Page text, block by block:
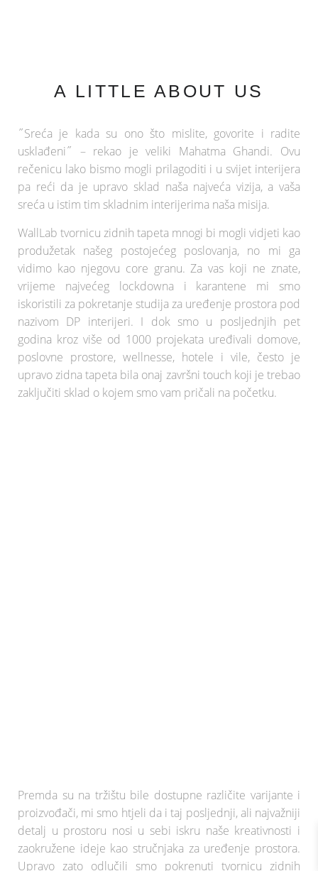
A LITTLE ABOUT US
˝Sreća je kada su ono što mislite, govorite i radite
usklađeni˝ – rekao je veliki Mahatma Ghandi. Ovu
rečenicu lako bismo mogli prilagoditi i u svijet interijera
pa reći da je upravo sklad naša najveća vizija, a vaša
sreća u istim tim skladnim interijerima naša misija.
WallLab tvornicu zidnih tapeta mnogi bi mogli vidjeti kao
produžetak našeg postojećeg poslovanja, no mi ga
vidimo kao njegovu core granu. Za vas koji ne znate,
vrijeme najvećeg lockdowna i karantene mi smo
iskoristili za pokretanje studija za uređenje prostora pod
nazivom DP interijeri. I dok smo u posljednjih pet
godina kroz više od 1000 projekata uređivali domove,
poslovne prostore, wellnesse, hotele i vile, često je
upravo zidna tapeta bila onaj završni touch koji je trebao
zaključiti sklad o kojem smo vam pričali na početku.
Premda su na tržištu bile dostupne različite varijante i
proizvođači, mi smo htjeli da i taj posljednji, ali najvažniji
detalj u prostoru nosi u sebi iskru naše kreativnosti i
zaokružene ideje kao stručnjaka za uređenje prostora.
Upravo zato odlučili smo pokrenuti tvornicu zidnih